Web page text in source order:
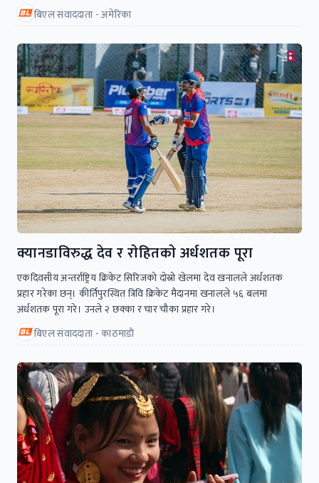
बिएल संवाददाता - अमेरिका
क्यानडाविरुद्ध देव र राेहितकाे अर्धशतक पूरा
एकदिवसीय अन्तर्राष्ट्रिय क्रिकेट सिरिजकाे दाेस्राे खेलमा देव खनालले अर्धशतक
प्रहार गरेका छन्। कीर्तिपुरस्थित त्रिवि क्रिकेट मैदानमा खनालले ५६ बलमा
अर्धशतक पूरा गरे। उनले २ छक्का र चार चाैका प्रहार गरे।
बिएल संवाददाता - काठमाडाैं